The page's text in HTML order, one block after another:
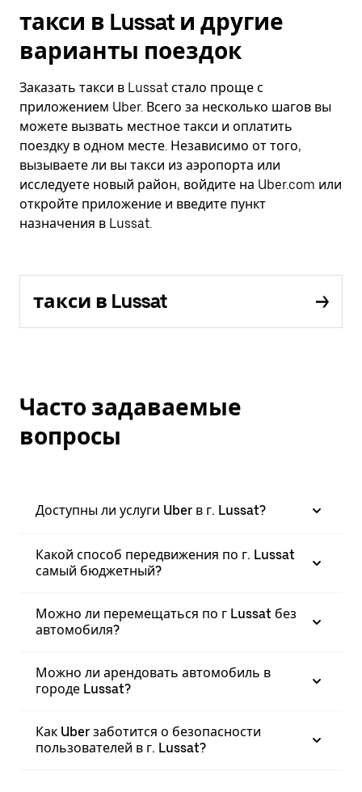
такси в Lussat и другие
варианты поездок
Заказать такси в Lussat стало проще с
приложением Uber. Всего за несколько шагов вы
можете вызвать местное такси и оплатить
поездку в одном месте. Независимо от того,
вызываете ли вы такси из аэропорта или
исследуете новый район, войдите на Uber.com или
откройте приложение и введите пункт
назначения в Lussat.
такси в Lussat
Часто задаваемые
вопросы
Доступны ли услуги Uber в г. Lussat?
Какой способ передвижения по г. Lussat
самый бюджетный?
Можно ли перемещаться по г Lussat без
автомобиля?
Можно ли арендовать автомобиль в
городе Lussat?
Как Uber заботится о безопасности
пользователей в г. Lussat?